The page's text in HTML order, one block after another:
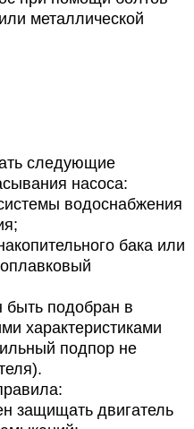
металлической
следующие
насоса:
водоснабжения
бака или
подобран в
характеристиками
подпор не
защищать двигатель